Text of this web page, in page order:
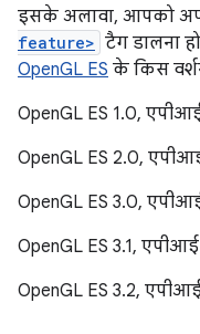
इसके अलावा, आपको
feature> टैग डालना
OpenGL ES के किस
OpenGL ES 1.0,
OpenGL ES 2.0,
OpenGL ES 3.0,
OpenGL ES 3.1,
OpenGL ES 3.2,